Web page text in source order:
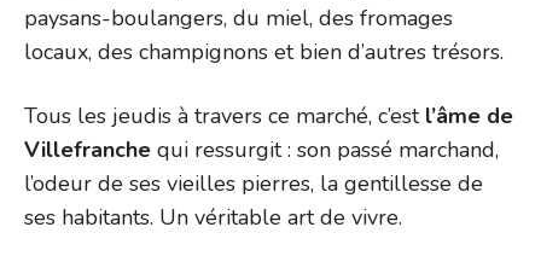
paysans-boulangers, du miel, des fromages
locaux, des champignons et bien d’autres trésors.
Tous les jeudis à travers ce marché, c’est l’âme de
Villefranche qui ressurgit : son passé marchand,
l’odeur de ses vieilles pierres, la gentillesse de
ses habitants. Un véritable art de vivre.